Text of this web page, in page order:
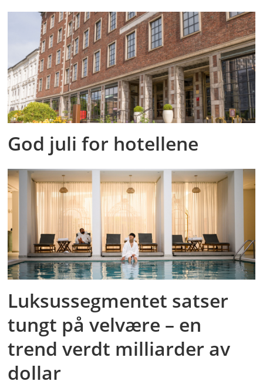
God juli for hotellene
Luksussegmentet satser
tungt på velvære – en
trend verdt milliarder av
dollar